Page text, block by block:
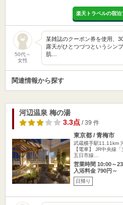
楽天トラベルの宿泊
50代～
女性
某雑誌のクーポン券を使用、
露天がひとつづつというシン
肌…
関連情報から探す
河辺温泉 梅の湯
3.3点/ 39 件
東京都 / 青梅市
武蔵横手駅11.11km
【電車】 JR中央線
五日市線…
営業時間 10:00～
入浴料金 790円～
日帰り